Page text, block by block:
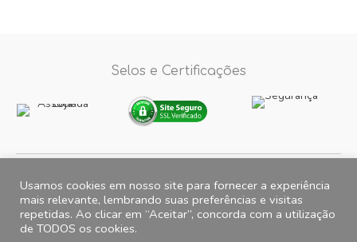
Selos e Certificações
Fotos e imagens meramente ilustrativas, 2012© 2026 Magazine do
Adesivo. All Rights Reserved. CNPJ 15.257.475.0001/35 Endereço para
Usamos cookies em nosso site para fornecer a experiência
mais relevante, lembrando suas preferências e visitas
repetidas. Ao clicar em “Aceitar”, concorda com a utilização
de TODOS os cookies.